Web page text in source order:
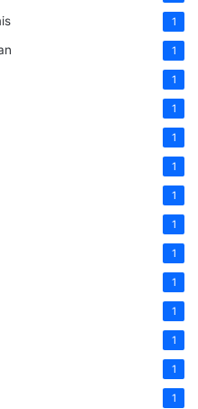
1
1
1
1
1
1
1
1
1
1
1
1
1
1